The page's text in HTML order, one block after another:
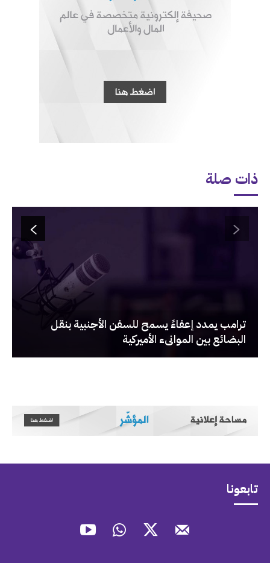
ذات صلة
‏ترامب يمدد إعفاءً يسمح للسفن الأجنبية بنقل
البضائع بين الموانىء الأميركية
تابعونا